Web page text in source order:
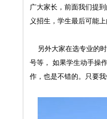
广大家长，前面我们提
义招生，学生最后可能
另外大家在选专业的时
号等， 如果学生动手操
作，也是不错的。只要